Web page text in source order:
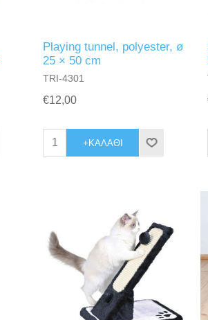
Playing tunnel, polyester, ø
25 × 50 cm
TRI-4301
€12,00
+ΚΑΛΆΘΙ